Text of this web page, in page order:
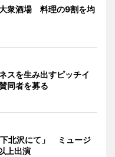
衆酒場 料理の9割を均
スを生み出すピッチイ
同者を募る
北沢にて」 ミュージ
上出演